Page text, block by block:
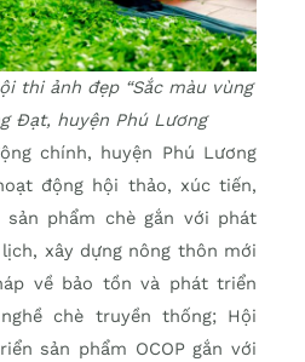
thi ảnh đẹp “Sắc màu vùng
Đạt, huyện Phú Lương
chính, huyện Phú Lương
động hội thảo, xúc tiến,
sản phẩm chè gắn với phát
xây dựng nông thôn mới
về bảo tồn và phát triển
chè truyền thống; Hội
sản phẩm OCOP gắn với